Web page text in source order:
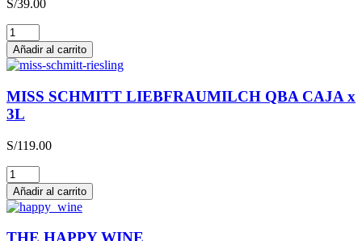
S/39.00
JAGERSCHOPPEN
SCHMITT
SÖHNE
cantidad
Añadir al carrito
MISS SCHMITT LIEBFRAUMILCH QBA CAJA x
3L
S/119.00
MISS
SCHMITT
LIEBFRAUMILCH
QBA
CAJA
Añadir al carrito
THE HAPPY WINE